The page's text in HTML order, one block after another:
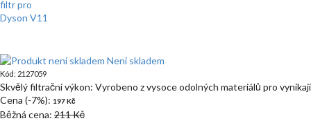
Není skladem
Kód: 2127059
Skvělý filtrační výkon: Vyrobeno z vysoce odolných materiálů pro
Cena (-7%): 197 Kč
Běžná cena: 211 Kč